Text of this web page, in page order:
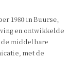
1980 in Buurse,
en ontwikkelde
de middelbare
met de